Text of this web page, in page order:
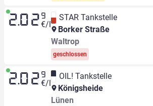
2.02 9
€/l
STAR Tankstelle
Borker Straße
Waltrop
geschlossen
2.02 9
€/l
OIL! Tankstelle
Königsheide
Lünen